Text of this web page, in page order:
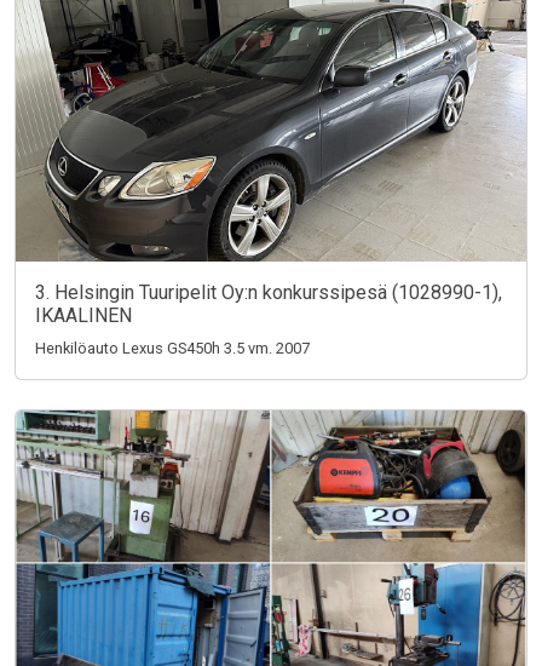
3. Helsingin Tuuripelit Oy:n konkurssipesä (1028990-1),
IKAALINEN
Henkilöauto Lexus GS450h 3.5 vm. 2007